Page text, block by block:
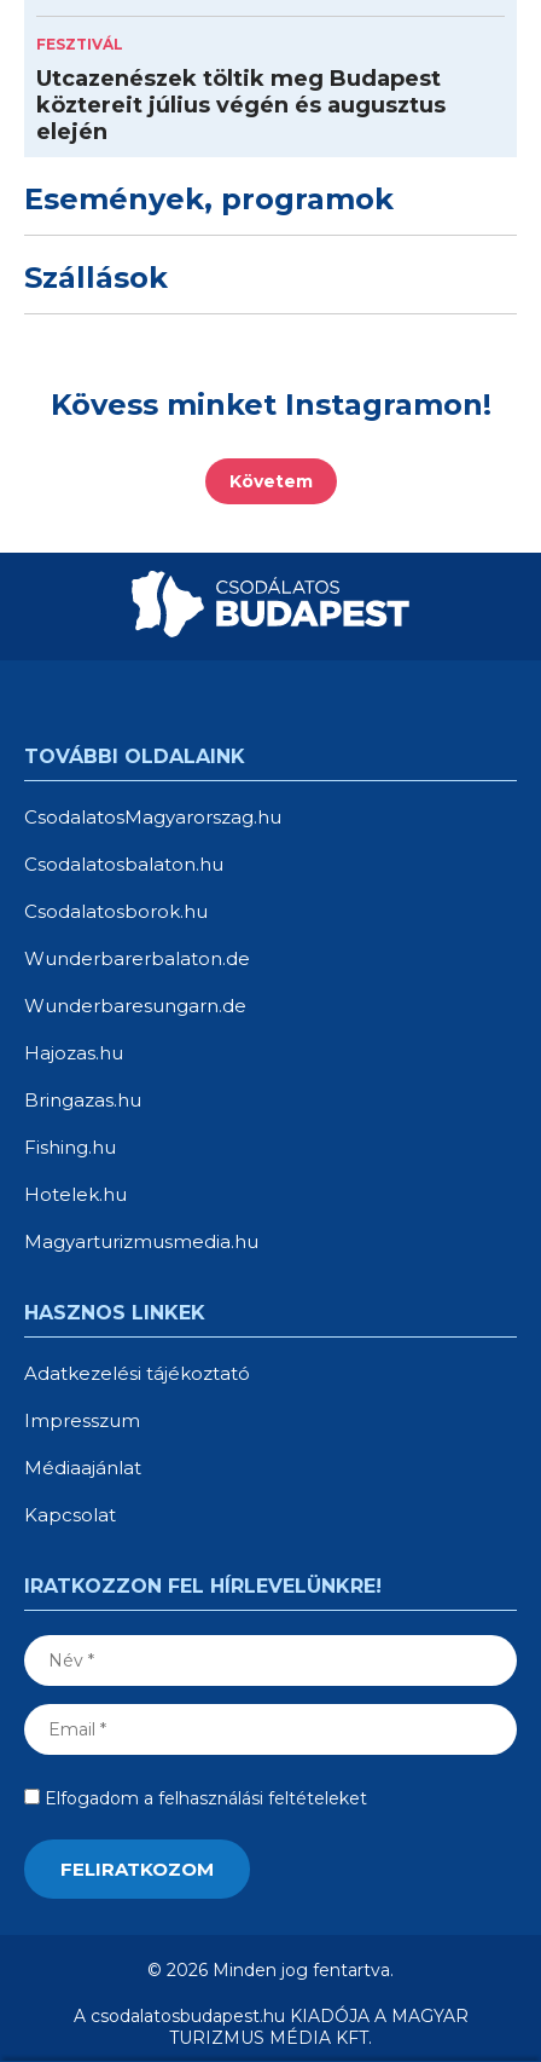
FESZTIVÁL
Utcazenészek töltik meg Budapest
köztereit július végén és augusztus
elején
Események, programok
Szállások
Kövess minket Instagramon!
Követem
TOVÁBBI OLDALAINK
CsodalatosMagyarorszag.hu
Csodalatosbalaton.hu
Csodalatosborok.hu
Wunderbarerbalaton.de
Wunderbaresungarn.de
Hajozas.hu
Bringazas.hu
Fishing.hu
Hotelek.hu
Magyarturizmusmedia.hu
HASZNOS LINKEK
Adatkezelési tájékoztató
Impresszum
Médiaajánlat
Kapcsolat
IRATKOZZON FEL HÍRLEVELÜNKRE!
Elfogadom a felhasználási feltételeket
© 2026 Minden jog fentartva.
A csodalatosbudapest.hu KIADÓJA A MAGYAR
TURIZMUS MÉDIA KFT.